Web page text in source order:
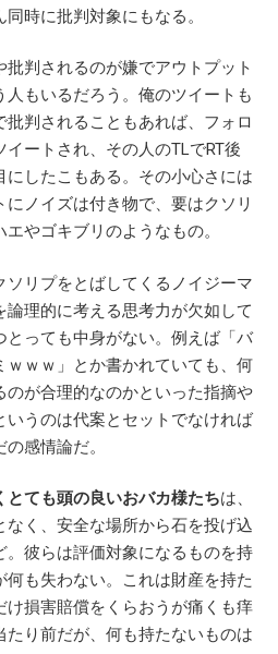
時に批判対象にもなる。
判されるのが嫌でアウトプット
もいるだろう。俺のツイートも
判されることもあれば、フォロ
ートされ、その人のTLでRT後
にしたこもある。その小心さには
ノイズは付き物で、要はクソリ
やゴキブリのようなもの。
リプをとばしてくるノイジーマ
理的に考える思考力が欠如して
とっても中身がない。例えば「バ
ｗｗｗ」とか書かれていても、何
が合理的なのかといった指摘や
うのは代案とセットでなければ
感情論だ。
とても頭の良いおバカ様たちは、
なく、安全な場所から石を投げ込
。彼らは評価対象になるものを持
も失わない。これは財産を持た
け損害賠償をくらおうが痛くも痒
たり前だが、何も持たないものは